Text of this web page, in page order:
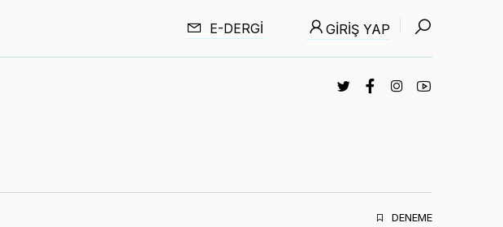
E-DERGI GIRIŞ YAP
DENEME